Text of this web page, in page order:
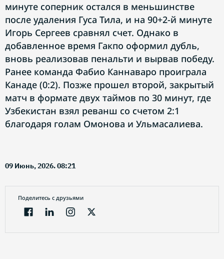
минуте соперник остался в меньшинстве
после удаления Гуса Тила, и на 90+2-й минуте
Игорь Сергеев сравнял счет. Однако в
добавленное время Гакпо оформил дубль,
вновь реализовав пенальти и вырвав победу.
Ранее команда Фабио Каннаваро проиграла
Канаде (0:2). Позже прошел второй, закрытый
матч в формате двух таймов по 30 минут, где
Узбекистан взял реванш со счетом 2:1
благодаря голам Омонова и Ульмасалиева.
09 Июнь, 2026. 08:21
Поделитесь с друзьями